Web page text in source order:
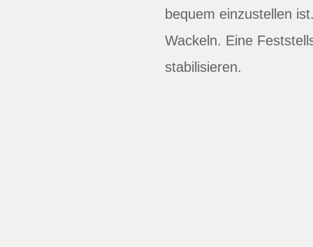
bequem einzustellen
Wackeln. Eine
stabilisieren.